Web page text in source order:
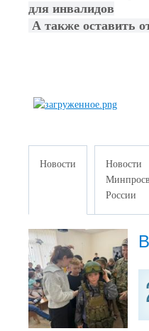
для инвалидов
А также оставить
Новости
Новости
России